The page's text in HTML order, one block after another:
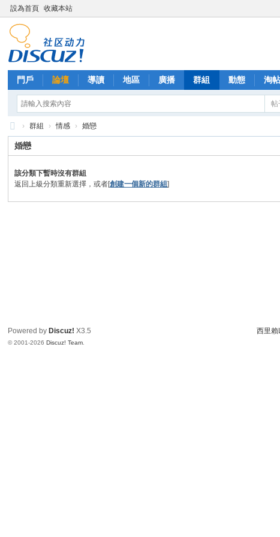
設為首頁 收藏本站
門戶 論壇 導讀 地區 廣播 群組 動態 淘
帖
西
外
› 群組 › 情感 › 婚戀
婚戀
該分類下暫時沒有群組
返回上級分類重新選擇，或者[創建一個新的群組]
西里賴
Powered by Discuz! X3.5
© 2001-2026Discuz! Team